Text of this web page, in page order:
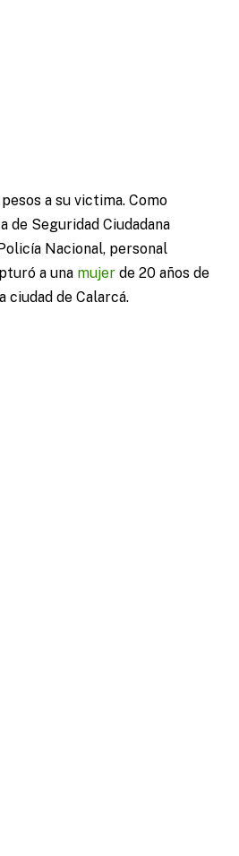
a su victima. Como
de Seguridad Ciudadana
Nacional, personal
a una mujer de 20 años de
ciudad de Calarcá.